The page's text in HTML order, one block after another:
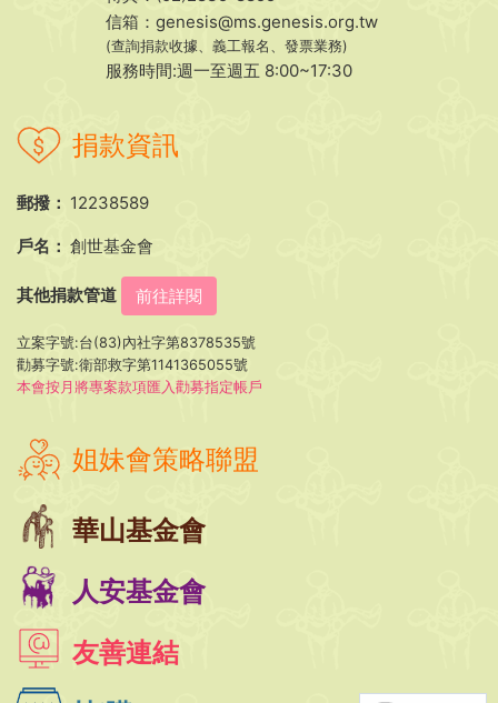
信箱： genesis@ms.genesis.org.tw
(查詢捐款收據、義工報名、發票業務)
服務時間:週一至週五 8:00~17:30
捐款資訊
郵撥： 12238589
戶名： 創世基金會
其他捐款管道 前往詳閱
立案字號:台(83)內社字第8378535號
勸募字號:衛部救字第1141365055號
本會按月將專案款項匯入勸募指定帳戶
姐妹會策略聯盟
華山基金會
人安基金會
友善連結